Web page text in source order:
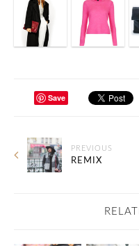
Save
PREVIOUS
REMIX